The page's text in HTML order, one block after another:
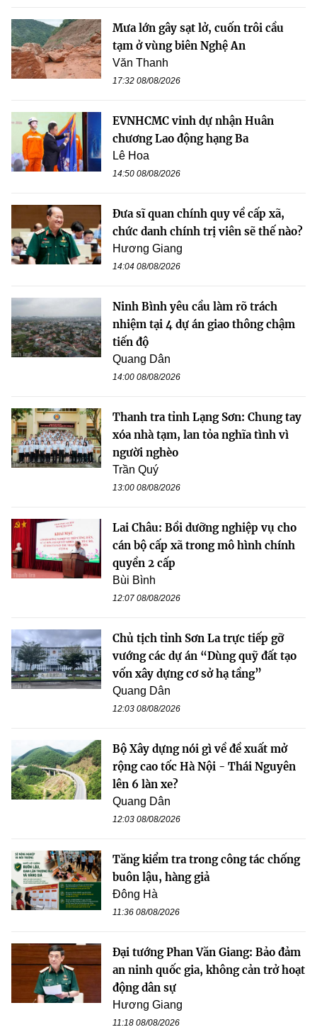
Mưa lớn gây sạt lở, cuốn trôi cầu
tạm ở vùng biên Nghệ An
Văn Thanh
17:32 08/08/2026
EVNHCMC vinh dự nhận Huân
chương Lao động hạng Ba
Lê Hoa
14:50 08/08/2026
Đưa sĩ quan chính quy về cấp xã,
chức danh chính trị viên sẽ thế nào?
Hương Giang
14:04 08/08/2026
Ninh Bình yêu cầu làm rõ trách
nhiệm tại 4 dự án giao thông chậm
tiến độ
Quang Dân
14:00 08/08/2026
Thanh tra tỉnh Lạng Sơn: Chung tay
xóa nhà tạm, lan tỏa nghĩa tình vì
người nghèo
Trần Quý
13:00 08/08/2026
Lai Châu: Bồi dưỡng nghiệp vụ cho
cán bộ cấp xã trong mô hình chính
quyền 2 cấp
Bùi Bình
12:07 08/08/2026
Chủ tịch tỉnh Sơn La trực tiếp gỡ
vướng các dự án “Dùng quỹ đất tạo
vốn xây dựng cơ sở hạ tầng”
Quang Dân
12:03 08/08/2026
Bộ Xây dựng nói gì về đề xuất mở
rộng cao tốc Hà Nội - Thái Nguyên
lên 6 làn xe?
Quang Dân
12:03 08/08/2026
Tăng kiểm tra trong công tác chống
buôn lậu, hàng giả
Đông Hà
11:36 08/08/2026
Đại tướng Phan Văn Giang: Bảo đảm
an ninh quốc gia, không cản trở hoạt
động dân sự
Hương Giang
11:18 08/08/2026